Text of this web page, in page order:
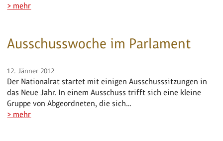
> mehr
Ausschusswoche im Parlament
12. Jänner 2012
Der Nationalrat startet mit einigen Ausschusssitzungen in
das Neue Jahr. In einem Ausschuss trifft sich eine kleine
Gruppe von Abgeordneten, die sich…
> mehr